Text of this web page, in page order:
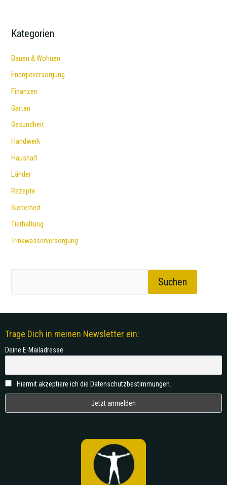
Kategorien
Bauen & Wohnen
Energieversorgung
Finanzen
Garten
Gesundheit
Handwerk
Haushalt
Länder
Rezepte
Sicherheit
Tierhaltung
Trinkwasserversorgung
Suchen
Trage Dich in meinen Newsletter ein:
Deine E-Mailadresse
Hiermit akzeptiere ich die Datenschutzbestimmungen.